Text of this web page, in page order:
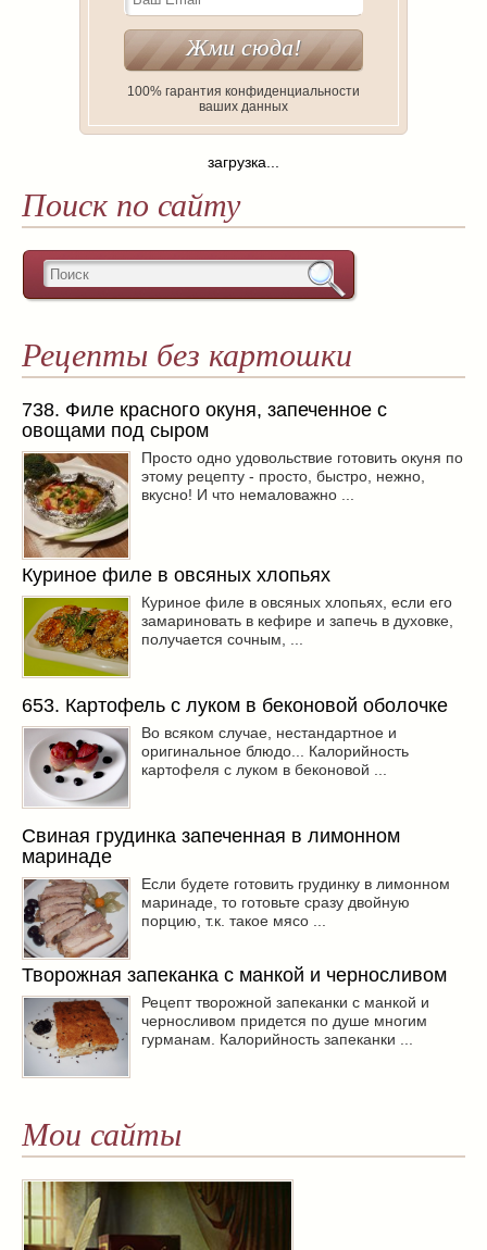
100% гарантия конфиденциальности
ваших данных
загрузка...
Поиск по сайту
Рецепты без картошки
738. Филе красного окуня, запеченное с
овощами под сыром
Просто одно удовольствие готовить окуня по
этому рецепту - просто, быстро, нежно,
вкусно! И что немаловажно ...
Куриное филе в овсяных хлопьях
Куриное филе в овсяных хлопьях, если его
замариновать в кефире и запечь в духовке,
получается сочным, ...
653. Картофель с луком в беконовой оболочке
Во всяком случае, нестандартное и
оригинальное блюдо... Калорийность
картофеля с луком в беконовой ...
Свиная грудинка запеченная в лимонном
маринаде
Если будете готовить грудинку в лимонном
маринаде, то готовьте сразу двойную
порцию, т.к. такое мясо ...
Творожная запеканка с манкой и черносливом
Рецепт творожной запеканки с манкой и
черносливом придется по душе многим
гурманам. Калорийность запеканки ...
Мои сайты